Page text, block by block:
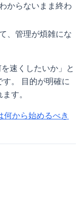
からないまま終わ
、管理が煩雑にな
速くしたいか」と
。 目的が明確に
す。
何から始めるべき